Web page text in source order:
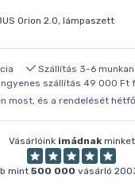
Orion 2.0, lámpaszett
Szállítás 3-6
szállítás 49 000 Ft
most, és a rendelését
Vásárlóink imádnakminket
mint 500 000 vásárló